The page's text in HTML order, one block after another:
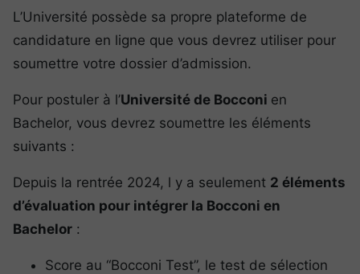
L’Université possède sa propre plateforme de
candidature en ligne que vous devrez utiliser pour
soumettre votre dossier d’admission.
Pour postuler à l’Université de Bocconi en
Bachelor, vous devrez soumettre les éléments
suivants :
Depuis la rentrée 2024, l y a seulement 2 éléments
d’évaluation pour intégrer la Bocconi en
Bachelor :
Score au “Bocconi Test”, le test de sélection